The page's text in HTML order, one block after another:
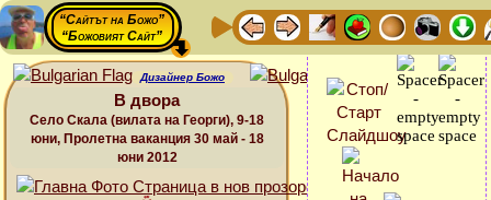
“Сайтът на Божо”
“Божовият Сайт”
Дизайнер Божо
В двора
Село Скала (вилата на Георги), 9-18
юни, Пролетна ваканция 30 май - 18
юни 2012